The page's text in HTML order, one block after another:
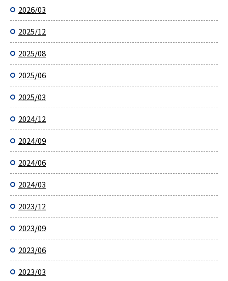
2026/03
2025/12
2025/08
2025/06
2025/03
2024/12
2024/09
2024/06
2024/03
2023/12
2023/09
2023/06
2023/03